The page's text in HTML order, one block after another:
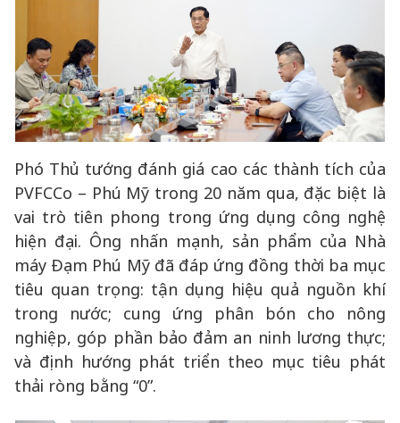
Phó Thủ tướng đánh giá cao các thành tích của
PVFCCo – Phú Mỹ trong 20 năm qua, đặc biệt là
vai trò tiên phong trong ứng dụng công nghệ
hiện đại. Ông nhấn mạnh, sản phẩm của Nhà
máy Đạm Phú Mỹ đã đáp ứng đồng thời ba mục
tiêu quan trọng: tận dụng hiệu quả nguồn khí
trong nước; cung ứng phân bón cho nông
nghiệp, góp phần bảo đảm an ninh lương thực;
và định hướng phát triển theo mục tiêu phát
thải ròng bằng “0”.